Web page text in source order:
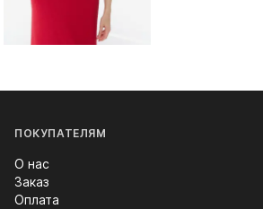
ПОКУПАТЕЛЯМ
О нас
Заказ
Оплата